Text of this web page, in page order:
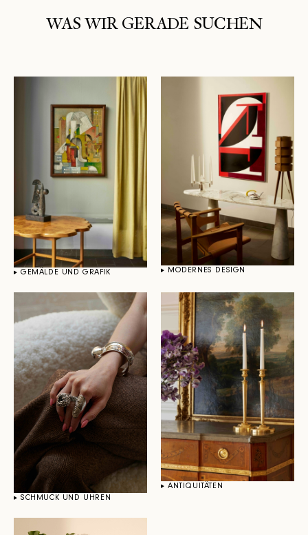
WAS WIR GERADE SUCHEN
GEMÄLDE UND GRAFIK MODERNES DESIGN
SCHMUCK UND UHREN
ANTIQUITÄTEN